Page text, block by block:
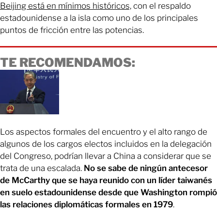
Beijing está en mínimos históricos, con el respaldo
estadounidense a la isla como uno de los principales
puntos de fricción entre las potencias.
TE RECOMENDAMOS:
Los aspectos formales del encuentro y el alto rango de
algunos de los cargos electos incluidos en la delegación
del Congreso, podrían llevar a China a considerar que se
trata de una escalada. No se sabe de ningún antecesor
de McCarthy que se haya reunido con un líder taiwanés
en suelo estadounidense desde que Washington rompió
las relaciones diplomáticas formales en 1979.